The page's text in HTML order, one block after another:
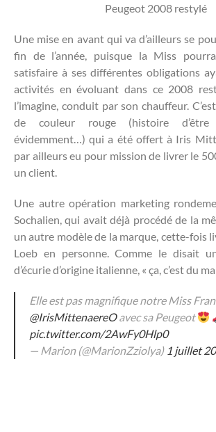
Peugeot 2008 restylé
Une mise en avant qui va d’ailleurs se
fin de l’année, puisque la Miss
satisfaire à ses différentes obligations
activités en évoluant dans ce 2008
l’imagine, conduit par son chauffeur.
de couleur rouge (histoire
évidemment…) qui a été offert à Iris
par ailleurs eu pour mission de livrer le
un client.
Une autre opération marketing
Sochalien, qui avait déjà procédé de la
un autre modèle de la marque, cette-fois
Loeb en personne. Comme le disait
d’écurie d’origine italienne, « ça, c’est du
Elle est pas magnifique notre Miss
@IrisMittenaereOavec sa Peugeot
pic.twitter.com/2AwFy0Hlp0
— Marion (@MarionZziolya) 1 juillet